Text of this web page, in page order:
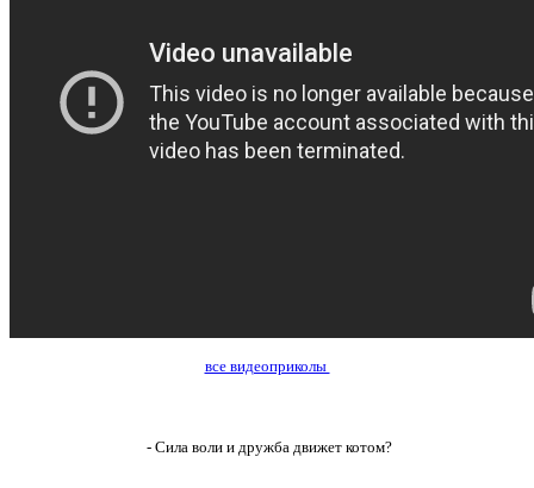
все видеоприколы
- Сила воли и дружба движет котом?